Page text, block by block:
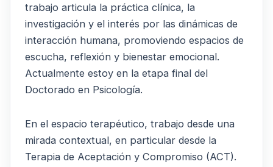
trabajo articula la práctica clínica, la
investigación y el interés por las dinámicas de
interacción humana, promoviendo espacios de
escucha, reflexión y bienestar emocional.
Actualmente estoy en la etapa final del
Doctorado en Psicología.
En el espacio terapéutico, trabajo desde una
mirada contextual, en particular desde la
Terapia de Aceptación y Compromiso (ACT).